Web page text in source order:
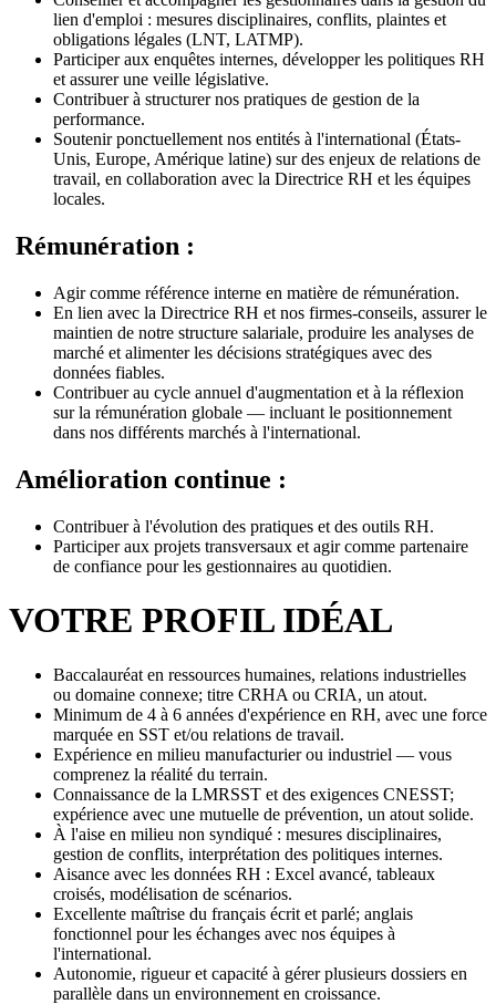
lien d'emploi : mesures disciplinaires, conflits, plaintes et
obligations légales (LNT, LATMP).
Participer aux enquêtes internes, développer les politiques RH
et assurer une veille législative.
Contribuer à structurer nos pratiques de gestion de la
performance.
Soutenir ponctuellement nos entités à l'international (États-
Unis, Europe, Amérique latine) sur des enjeux de relations de
travail, en collaboration avec la Directrice RH et les équipes
locales.
Rémunération :
Agir comme référence interne en matière de rémunération.
En lien avec la Directrice RH et nos firmes-conseils, assurer le
maintien de notre structure salariale, produire les analyses de
marché et alimenter les décisions stratégiques avec des
données fiables.
Contribuer au cycle annuel d'augmentation et à la réflexion
sur la rémunération globale — incluant le positionnement
dans nos différents marchés à l'international.
Amélioration continue :
Contribuer à l'évolution des pratiques et des outils RH.
Participer aux projets transversaux et agir comme partenaire
de confiance pour les gestionnaires au quotidien.
VOTRE PROFIL IDÉAL
Baccalauréat en ressources humaines, relations industrielles
ou domaine connexe; titre CRHA ou CRIA, un atout.
Minimum de 4 à 6 années d'expérience en RH, avec une force
marquée en SST et/ou relations de travail.
Expérience en milieu manufacturier ou industriel — vous
comprenez la réalité du terrain.
Connaissance de la LMRSST et des exigences CNESST;
expérience avec une mutuelle de prévention, un atout solide.
À l'aise en milieu non syndiqué : mesures disciplinaires,
gestion de conflits, interprétation des politiques internes.
Aisance avec les données RH : Excel avancé, tableaux
croisés, modélisation de scénarios.
Excellente maîtrise du français écrit et parlé; anglais
fonctionnel pour les échanges avec nos équipes à
l'international.
Autonomie, rigueur et capacité à gérer plusieurs dossiers en
parallèle dans un environnement en croissance.